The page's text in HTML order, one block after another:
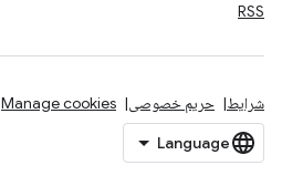
RSS
شرایط حریم خصوصی Manage cookies